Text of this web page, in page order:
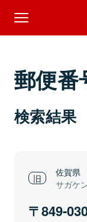
郵便番
検索結果
佐賀県
サガケ
849-